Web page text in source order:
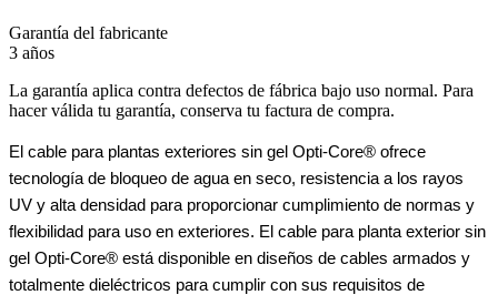
Garantía del fabricante
3 años
La garantía aplica contra defectos de fábrica bajo uso normal. Para
hacer válida tu garantía, conserva tu factura de compra.
El cable para plantas exteriores sin gel Opti-Core® ofrece
tecnología de bloqueo de agua en seco, resistencia a los rayos
UV y alta densidad para proporcionar cumplimiento de normas y
flexibilidad para uso en exteriores. El cable para planta exterior sin
gel Opti-Core® está disponible en diseños de cables armados y
totalmente dieléctricos para cumplir con sus requisitos de